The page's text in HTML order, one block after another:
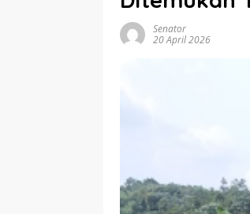
Senator
20 April 2026